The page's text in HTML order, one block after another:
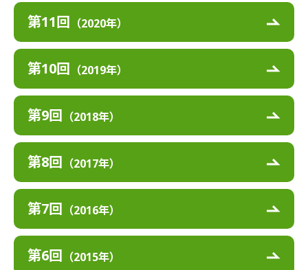
第11回 （2020年）
第10回 （2019年）
第9回 （2018年）
第8回 （2017年）
第7回 （2016年）
第6回 （2015年）